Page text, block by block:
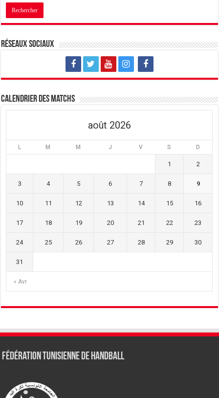
Réseaux sociaux
Calendrier des matchs
août 2026
L M M J V S D
« Avr
1 2
3 4 5 6 7 8 9
10 11 12 13 14 15 16
17 18 19 20 21 22 23
24 25 26 27 28 29 30
31
Fédération tunisienne de Handball